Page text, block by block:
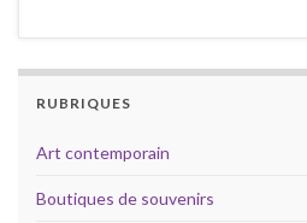
RUBRIQUES
Art contemporain
Boutiques de souvenirs